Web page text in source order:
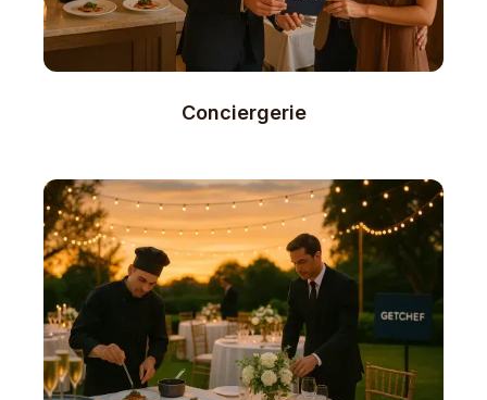
Conciergerie